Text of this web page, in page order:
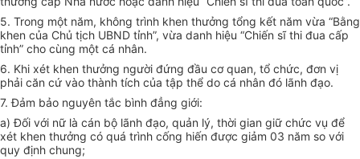
5. Trong một năm, không trình khen thưởng tổng kết năm vừa “Bằng
khen của Chủ tịch UBND tỉnh”, vừa danh hiệu “Chiến sĩ thi đua cấp
tỉnh” cho cùng một cá nhân.
6. Khi xét khen thưởng người đứng đầu cơ quan, tổ chức, đơn vị
phải căn cứ vào thành tích của tập thể do cá nhân đó lãnh đạo.
7. Đảm bảo nguyên tắc bình đẳng giới:
a) Đối với nữ là cán bộ lãnh đạo, quản lý, thời gian giữ chức vụ để
xét khen thưởng có quá trình cống hiến được giảm 03 năm so với
quy định chung;